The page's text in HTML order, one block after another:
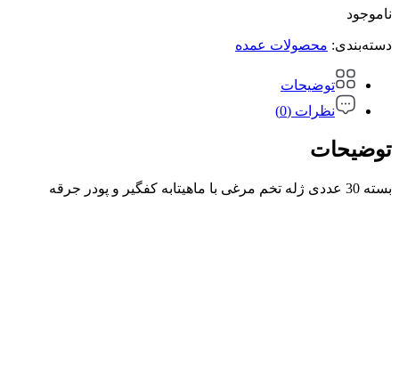
ناموجود
دسته‌بندی: محصولات عمده
توضیحات
نظرات (0)
توضیحات
بسته 30 عددی ژله تخم مرغی با ماهیتابه کفگیر و پودر جرقه